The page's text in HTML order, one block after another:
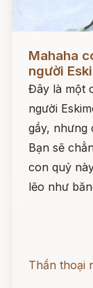
Mahaha
người
Đây là một
người
gầy, nhưng
Bạn sẽ
con quỷ
lẽo như
Thần thoại